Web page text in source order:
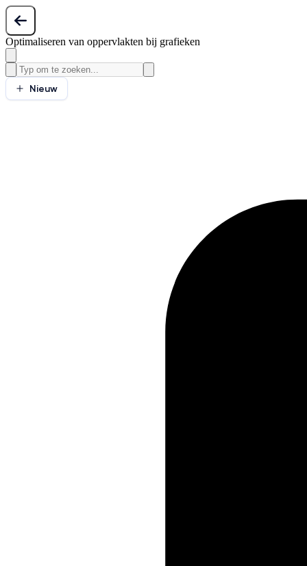
Optimaliseren van oppervlakten bij grafieken
Nieuw